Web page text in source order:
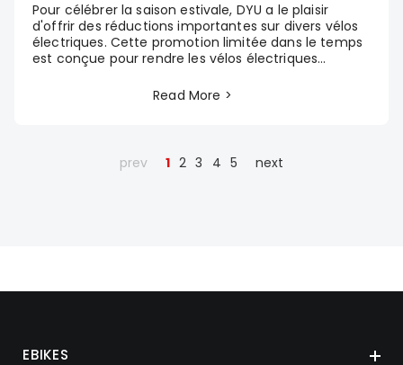
Pour célébrer la saison estivale, DYU a le plaisir
d'offrir des réductions importantes sur divers vélos
électriques. Cette promotion limitée dans le temps
est conçue pour rendre les vélos électriques...
Read More >
prev 1 2 3 4 5 next
EBIKES